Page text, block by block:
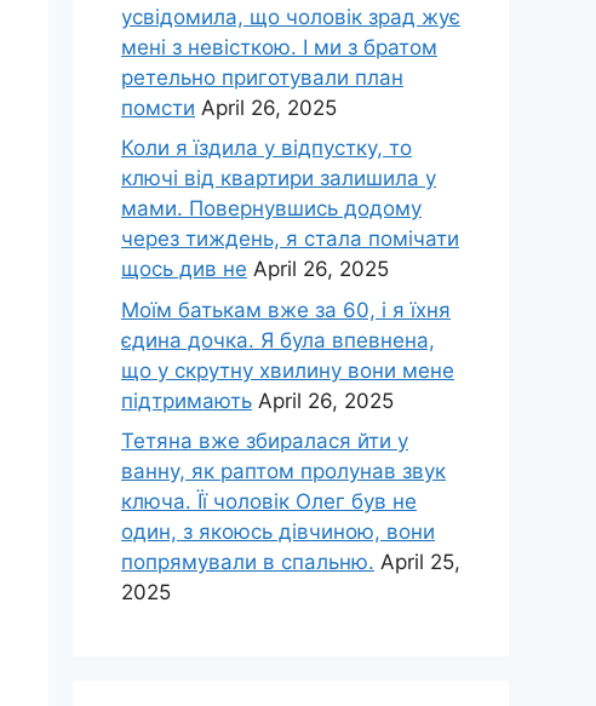
усвідомила, що чоловік зpад жує
мені з невісткою. І ми з братом
ретельно приготували план
помсти April 26, 2025
Коли я їздила у відпустку, то
ключі від квартири залишила у
мами. Повернувшись додому
через тиждень, я стала помічати
щось див не April 26, 2025
Моїм батькам вже за 60, і я їхня
єдина дочка. Я була впевнена,
що у скрутну хвилину вони мене
підтримають April 26, 2025
Тетяна вже збиралася йти у
ванну, як раптом пролунав звук
ключа. Її чоловік Олег був не
один, з якоюсь дівчиною, вони
попрямували в спальню. April 25,
2025